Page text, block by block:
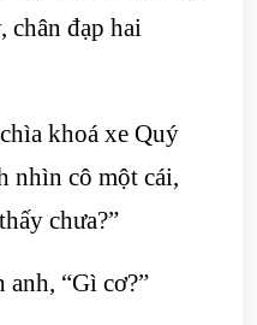
chân đạp hai
khoá xe Quý
nhìn cô một cái,
chưa?”
“Gì cơ?”